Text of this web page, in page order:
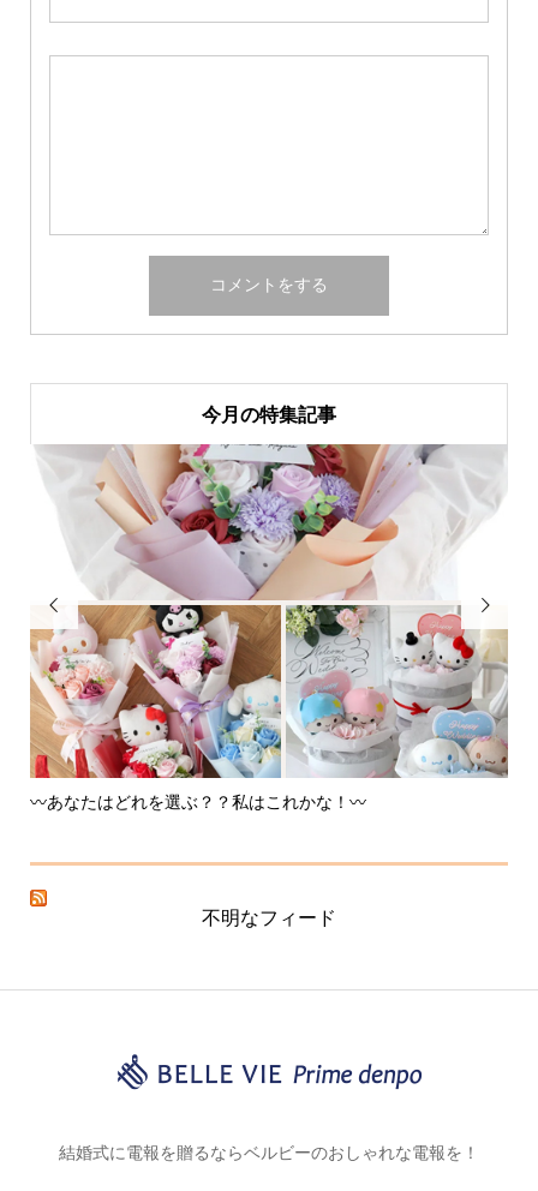
今月の特集記事

〰️あなたはどれを選ぶ？？私はこれかな！〰️

不明なフィード
結婚式に電報を贈るならベルビーのおしゃれな電報を！